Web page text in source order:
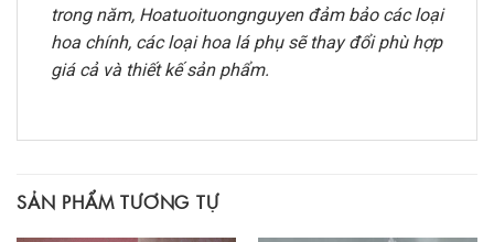
trong năm, Hoatuoituongnguyen đảm bảo các loại
hoa chính, các loại hoa lá phụ sẽ thay đổi phù hợp
giá cả và thiết kế sản phẩm.
SẢN PHẨM TƯƠNG TỰ